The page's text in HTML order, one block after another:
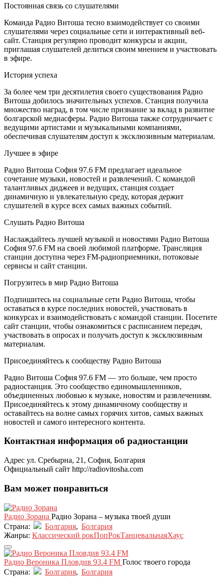
Постоянная связь со слушателями
Команда Радио Витоша тесно взаимодействует со своими
слушателями через социальные сети и интерактивный веб-
сайт. Станция регулярно проводит конкурсы и акции,
приглашая слушателей делиться своим мнением и участвовать
в эфире.
История успеха
За более чем три десятилетия своего существования Радио
Витоша добилось значительных успехов. Станция получила
множество наград, в том числе признание за вклад в развитие
болгарской медиасферы. Радио Витоша также сотрудничает с
ведущими артистами и музыкальными компаниями,
обеспечивая слушателям доступ к эксклюзивным материалам.
Лучшее в эфире
Радио Витоша София 97.6 FM предлагает идеальное
сочетание музыки, новостей и развлечений. С командой
талантливых диджеев и ведущих, станция создает
динамичную и увлекательную среду, которая держит
слушателей в курсе всех самых важных событий.
Слушать Радио Витоша
Наслаждайтесь лучшей музыкой и новостями Радио Витоша
София 97.6 FM на своей любимой платформе. Трансляция
станции доступна через FM-радиоприемники, потоковые
сервисы и сайт станции.
Погрузитесь в мир Радио Витоша
Подпишитесь на социальные сети Радио Витоша, чтобы
оставаться в курсе последних новостей, участвовать в
конкурсах и взаимодействовать с командой станции. Посетите
сайт станции, чтобы ознакомиться с расписанием передач,
участвовать в опросах и получать доступ к эксклюзивным
материалам.
Присоединяйтесь к сообществу Радио Витоша
Радио Витоша София 97.6 FM — это больше, чем просто
радиостанция. Это сообщество единомышленников,
объединенных любовью к музыке, новостям и развлечениям.
Присоединяйтесь к этому динамичному сообществу и
оставайтесь на волне самых горячих хитов, самых важных
новостей и самого интересного контента.
Контактная информация об радиостанции
Адрес ул. Сребырна, 21, София, Болгария
Официальный сайт http://radiovitosha.com
Вам может понравиться
Радио Зорана Радио Зорана – музыка твоей души
Страна:
Болгария, Болгария
Жанры: Классический рокПопРокТанцевальнаяХаус
Радио Вероника Пловдив 93.4 FM Голос твоего города
Страна:
Болгария, Болгария